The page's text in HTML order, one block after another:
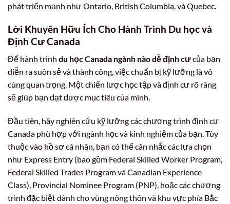
phát triển mạnh như Ontario, British Columbia, và Quebec.
Lời Khuyên Hữu Ích Cho Hành Trình Du học và
Định Cư Canada
Để hành trình du học Canada ngành nào dễ định cưcủa bạn
diễn ra suôn sẻ và thành công, việc chuẩn bị kỹ lưỡng là vô
cùng quan trọng. Một chiến lược học tập và định cư rõ ràng
sẽ giúp bạn đạt được mục tiêu của mình.
Đầu tiên, hãy nghiên cứu kỹ lưỡng các chương trình định cư
Canada phù hợp với ngành học và kinh nghiệm của bạn. Tùy
thuộc vào hồ sơ cá nhân, bạn có thể cân nhắc các lựa chọn
như Express Entry (bao gồm Federal Skilled Worker Program,
Federal Skilled Trades Program và Canadian Experience
Class), Provincial Nominee Program (PNP), hoặc các chương
trình đặc biệt dành cho vùng nông thôn và khu vực phía Bắc